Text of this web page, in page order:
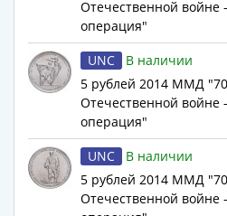
США
Регулярные
выпуски
(индианка)
Доллары
Отечественной войне
операция"
UNC
В наличии
5 рублей 2014 ММД
Отечественной войне
операция"
UNC
В наличии
5 рублей 2014 ММД
Отечественной войне